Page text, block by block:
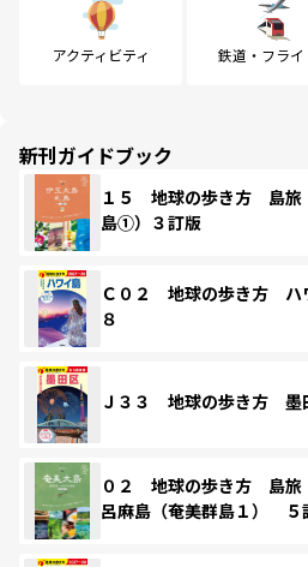
アクティビティ 鉄道・フライ
新刊ガイドブック
１５ 地球の歩き方 島
島①）３訂版
Ｃ０２ 地球の歩き方 ハ
８
Ｊ３３ 地球の歩き方 墨
０２ 地球の歩き方 島
呂麻島（奄美群島１） ５